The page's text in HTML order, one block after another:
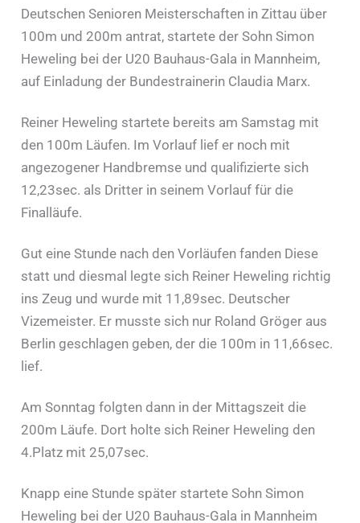
Deutschen Senioren Meisterschaften in Zittau über
100m und 200m antrat, startete der Sohn Simon
Heweling bei der U20 Bauhaus-Gala in Mannheim,
auf Einladung der Bundestrainerin Claudia Marx.
Reiner Heweling startete bereits am Samstag mit
den 100m Läufen. Im Vorlauf lief er noch mit
angezogener Handbremse und qualifizierte sich
12,23sec. als Dritter in seinem Vorlauf für die
Finalläufe.
Gut eine Stunde nach den Vorläufen fanden Diese
statt und diesmal legte sich Reiner Heweling richtig
ins Zeug und wurde mit 11,89sec. Deutscher
Vizemeister. Er musste sich nur Roland Gröger aus
Berlin geschlagen geben, der die 100m in 11,66sec.
lief.
Am Sonntag folgten dann in der Mittagszeit die
200m Läufe. Dort holte sich Reiner Heweling den
4.Platz mit 25,07sec.
Knapp eine Stunde später startete Sohn Simon
Heweling bei der U20 Bauhaus-Gala in Mannheim